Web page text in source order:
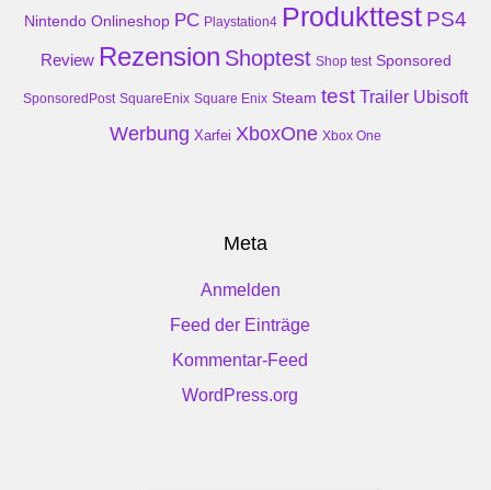
Nintendo Onlineshop PC Playstation4 Produkttest PS4
Review Rezension Shoptest Shop test Sponsored
SponsoredPost SquareEnix Square Enix Steam test Trailer Ubisoft
Werbung Xarfei XboxOne Xbox One
Meta
Anmelden
Feed der Einträge
Kommentar-Feed
WordPress.org